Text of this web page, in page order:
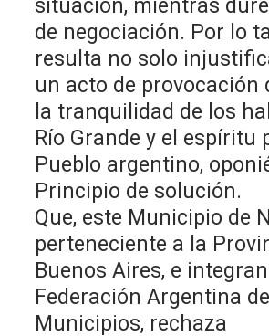
situación, mientras
de negociación. Por lo
resulta no solo
un acto de provocación
la tranquilidad de los
Río Grande y el espíritu
Pueblo argentino,
Principio de solución.
Que, este Municipio de
perteneciente a la
Buenos Aires, e
Federación Argentina de
Municipios, rechaza